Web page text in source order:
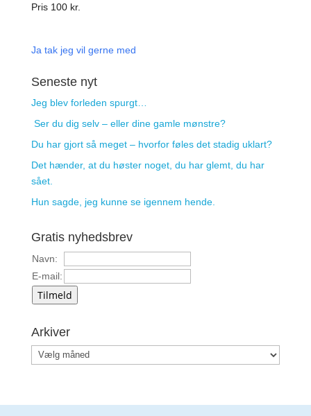
Pris 100 kr.
Ja tak jeg vil gerne med
Seneste nyt
Jeg blev forleden spurgt…
Ser du dig selv – eller dine gamle mønstre?
Du har gjort så meget – hvorfor føles det stadig uklart?
Det hænder, at du høster noget, du har glemt, du har
sået.
Hun sagde, jeg kunne se igennem hende.
Gratis nyhedsbrev
Navn:
E-mail:
Tilmeld
Arkiver
Arkiver